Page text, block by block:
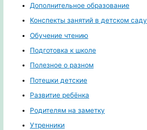
Дополнительное образование
Конспекты занятий в детском саду
Обучение чтению
Подготовка к школе
Полезное о разном
Потешки детские
Развитие ребёнка
Родителям на заметку
Утренники